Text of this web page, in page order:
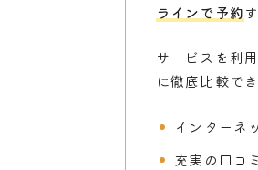
ラインで予約
サービスを利
に徹底比較でき
インターネ
充実の口コ